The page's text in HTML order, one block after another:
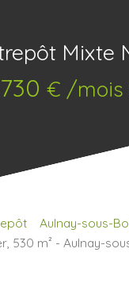
Mixte
€ /mois
Aulnay-sous-
530 m² - Aulnay-